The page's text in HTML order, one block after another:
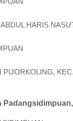
HARIS
PIJORKOLING,